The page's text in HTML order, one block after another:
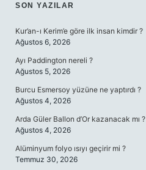
SIDEBAR
SON YAZILAR
Kur’an-ı Kerim’e göre ilk insan kimdir ?
Ağustos 6, 2026
Ayı Paddington nereli ?
Ağustos 5, 2026
Burcu Esmersoy yüzüne ne yaptırdı ?
Ağustos 4, 2026
Arda Güler Ballon d’Or kazanacak mı ?
Ağustos 4, 2026
Alüminyum folyo ısıyı geçirir mi ?
Temmuz 30, 2026